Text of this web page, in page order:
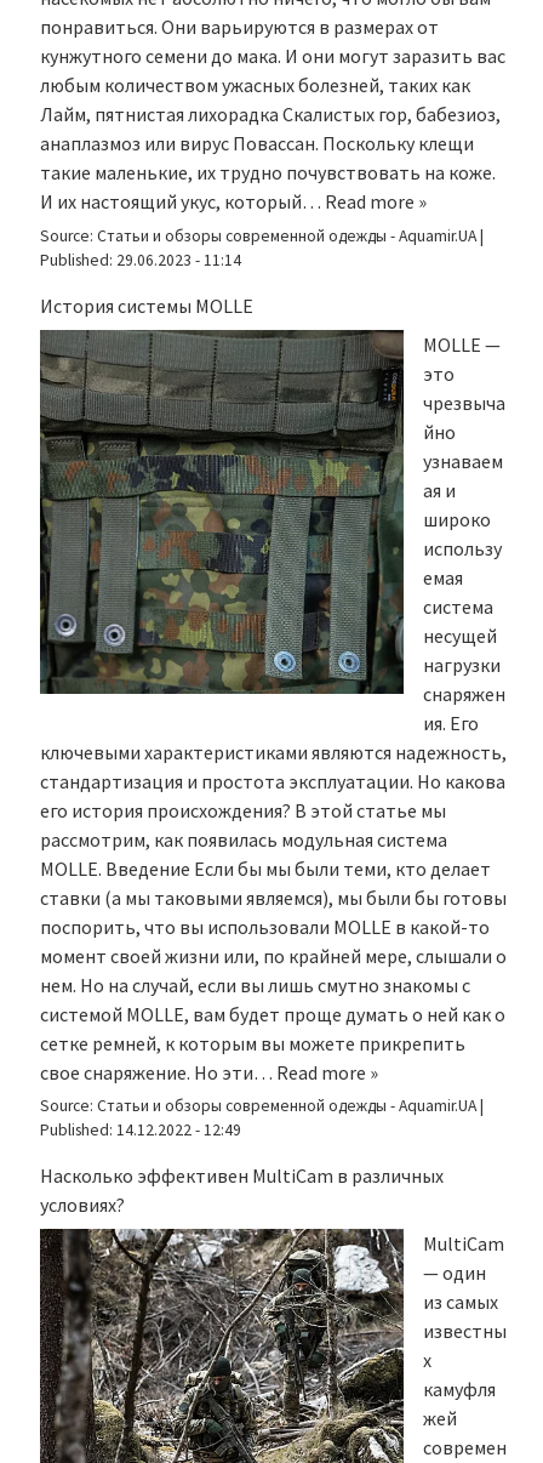
понравиться. Они варьируются в размерах от
кунжутного семени до мака. И они могут заразить вас
любым количеством ужасных болезней, таких как
Лайм, пятнистая лихорадка Скалистых гор, бабезиоз,
анаплазмоз или вирус Повассан. Поскольку клещи
такие маленькие, их трудно почувствовать на коже.
И их настоящий укус, который… Read more »
Source: Статьи и обзоры современной одежды - Aquamir.UA|
Published: 29.06.2023 - 11:14
История системы MOLLE
MOLLE —
это
чрезвыча
йно
узнаваем
ая и
широко
использу
емая
система
несущей
нагрузки
снаряжен
ия. Его
ключевыми характеристиками являются надежность,
стандартизация и простота эксплуатации. Но какова
его история происхождения? В этой статье мы
рассмотрим, как появилась модульная система
MOLLE. Введение Если бы мы были теми, кто делает
ставки (а мы таковыми являемся), мы были бы готовы
поспорить, что вы использовали MOLLE в какой-то
момент своей жизни или, по крайней мере, слышали о
нем. Но на случай, если вы лишь смутно знакомы с
системой MOLLE, вам будет проще думать о ней как о
сетке ремней, к которым вы можете прикрепить
свое снаряжение. Но эти… Read more »
Source: Статьи и обзоры современной одежды - Aquamir.UA|
Published: 14.12.2022 - 12:49
Насколько эффективен MultiCam в различных
условиях?
MultiCam
— один
из самых
известны
х
камуфля
жей
современ